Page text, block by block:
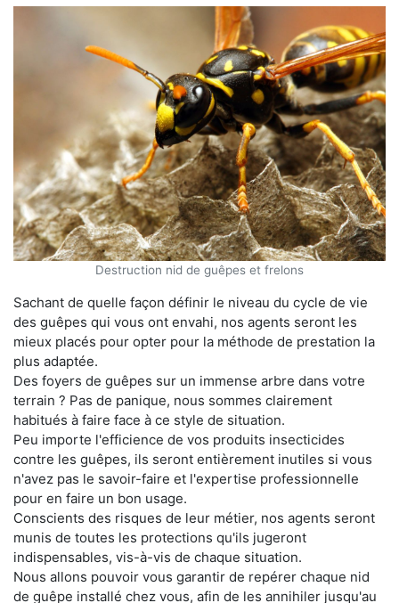
Destruction nid de guêpes et frelons
Sachant de quelle façon définir le niveau du cycle de vie
des guêpes qui vous ont envahi, nos agents seront les
mieux placés pour opter pour la méthode de prestation la
plus adaptée.
Des foyers de guêpes sur un immense arbre dans votre
terrain ? Pas de panique, nous sommes clairement
habitués à faire face à ce style de situation.
Peu importe l'efficience de vos produits insecticides
contre les guêpes, ils seront entièrement inutiles si vous
n'avez pas le savoir-faire et l'expertise professionnelle
pour en faire un bon usage.
Conscients des risques de leur métier, nos agents seront
munis de toutes les protections qu'ils jugeront
indispensables, vis-à-vis de chaque situation.
Nous allons pouvoir vous garantir de repérer chaque nid
de guêpe installé chez vous, afin de les annihiler jusqu'au